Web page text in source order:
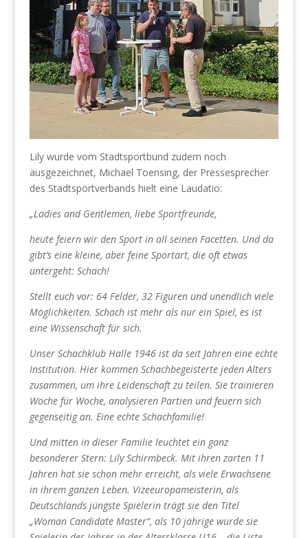
Lily wurde vom Stadtsportbund zudem noch
ausgezeichnet, Michael Toensing, der Pressesprecher
des Stadtsportverbands hielt eine Laudatio:
„Ladies and Gentlemen, liebe Sportfreunde,
heute feiern wir den Sport in all seinen Facetten. Und da
gibt’s eine kleine, aber feine Sportart, die oft etwas
untergeht: Schach!
Stellt euch vor: 64 Felder, 32 Figuren und unendlich viele
Möglichkeiten. Schach ist mehr als nur ein Spiel, es ist
eine Wissenschaft für sich.
Unser Schachklub Halle 1946 ist da seit Jahren eine echte
Institution. Hier kommen Schachbegeisterte jeden Alters
zusammen, um ihre Leidenschaft zu teilen. Sie trainieren
Woche für Woche, analysieren Partien und feuern sich
gegenseitig an. Eine echte Schachfamilie!
Und mitten in dieser Familie leuchtet ein ganz
besonderer Stern: Lily Schirmbeck. Mit ihren zarten 11
Jahren hat sie schon mehr erreicht, als viele Erwachsene
in ihrem ganzen Leben. Vizeeuropameisterin, als
Deutschlands jüngste Spielerin trägt sie den Titel
„Woman Candidate Master“, als 10 jährige wurde sie